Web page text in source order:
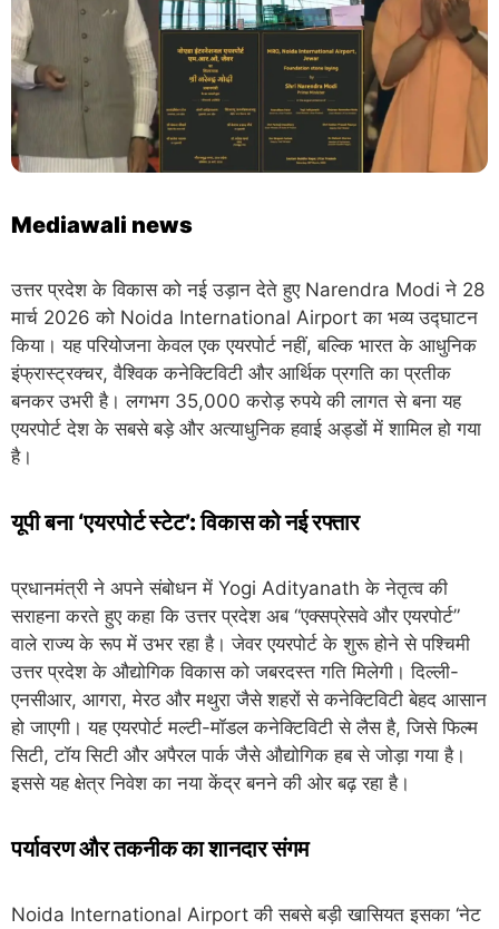
Mediawali news
उत्तर प्रदेश के विकास को नई उड़ान देते हुए Narendra Modi ने 28
मार्च 2026 को Noida International Airport का भव्य उद्घाटन
किया। यह परियोजना केवल एक एयरपोर्ट नहीं, बल्कि भारत के आधुनिक
इंफ्रास्ट्रक्चर, वैश्विक कनेक्टिविटी और आर्थिक प्रगति का प्रतीक
बनकर उभरी है। लगभग 35,000 करोड़ रुपये की लागत से बना यह
एयरपोर्ट देश के सबसे बड़े और अत्याधुनिक हवाई अड्डों में शामिल हो गया
है।
यूपी बना ‘एयरपोर्ट स्टेट’: विकास को नई रफ्तार
प्रधानमंत्री ने अपने संबोधन में Yogi Adityanath के नेतृत्व की
सराहना करते हुए कहा कि उत्तर प्रदेश अब “एक्सप्रेसवे और एयरपोर्ट”
वाले राज्य के रूप में उभर रहा है। जेवर एयरपोर्ट के शुरू होने से पश्चिमी
उत्तर प्रदेश के औद्योगिक विकास को जबरदस्त गति मिलेगी। दिल्ली-
एनसीआर, आगरा, मेरठ और मथुरा जैसे शहरों से कनेक्टिविटी बेहद आसान
हो जाएगी। यह एयरपोर्ट मल्टी-मॉडल कनेक्टिविटी से लैस है, जिसे फिल्म
सिटी, टॉय सिटी और अपैरल पार्क जैसे औद्योगिक हब से जोड़ा गया है।
इससे यह क्षेत्र निवेश का नया केंद्र बनने की ओर बढ़ रहा है।
पर्यावरण और तकनीक का शानदार संगम
Noida International Airport की सबसे बड़ी खासियत इसका ‘नेट